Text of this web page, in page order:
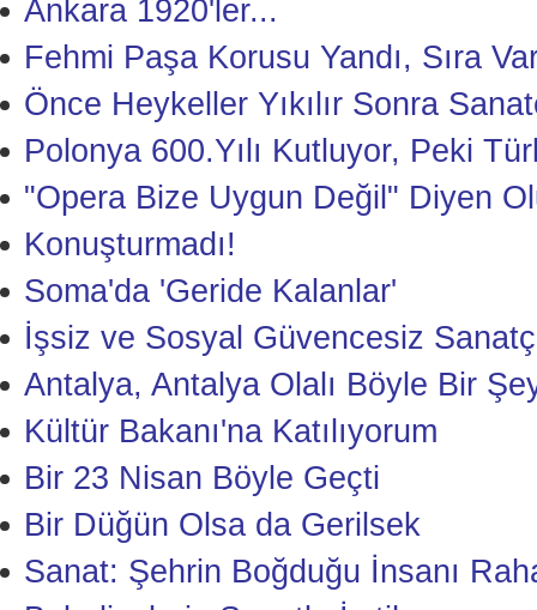
Ankara 1920'ler...
Fehmi Paşa Korusu Yandı, Sıra
Önce Heykeller Yıkılır Sonra
Polonya 600.Yılı Kutluyor, Peki
"Opera Bize Uygun Değil" Diyen
Konuşturmadı!
Soma'da 'Geride Kalanlar'
İşsiz ve Sosyal Güvencesiz
Antalya, Antalya Olalı Böyle Bir
Kültür Bakanı'na Katılıyorum
Bir 23 Nisan Böyle Geçti
Bir Düğün Olsa da Gerilsek
Sanat: Şehrin Boğduğu İnsanı